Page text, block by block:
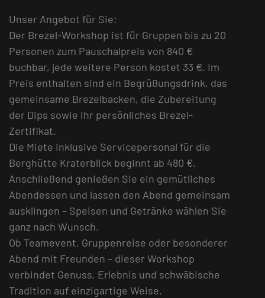
Unser Angebot für Sie:
Der Brezel-Workshop ist für Gruppen bis zu 20
Personen zum Pauschalpreis von 840 €
buchbar, jede weitere Person kostet 33 €. Im
Preis enthalten sind ein Begrüßungsdrink, das
gemeinsame Brezelbacken, die Zubereitung
der Dips sowie Ihr persönliches Brezel-
Zertifikat.
Die Miete inklusive Servicepersonal für die
Berghütte Kraterblick beginnt ab 480 €.
Anschließend genießen Sie ein gemütliches
Abendessen und lassen den Abend gemeinsam
ausklingen – Speisen und Getränke wählen Sie
ganz nach Wunsch.
Ob Teamevent, Gruppenreise oder besonderer
Abend mit Freunden – dieser Workshop
verbindet Genuss, Erlebnis und schwäbische
Tradition auf einzigartige Weise.